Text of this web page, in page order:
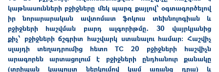
կաթնասունների բջիջները մեկ պարզ քայլով՝ օգտագործելով
իր նորարարական ավտոմատ ֆոկուս տեխնոլոգիան և
բջիջների հաշվման բարդ ալգորիթմը․ 30 վայրկյանից
քիչ՝ բջիջների ճշգրիտ հաշվարկ ստանալու համար: Հաշվիչ
սլայդի տեղադրումից հետո TC 20 բջիջների հաշվիչն
արագորեն արտացոլում է
բջիջների ընդհանուր քանակը
(տրիպան կապույտ ներկումով կամ առանց դրա) և